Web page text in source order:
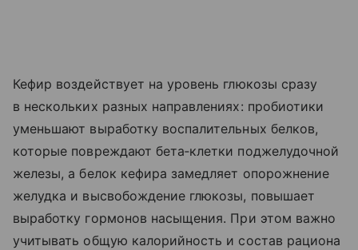
Кефир воздействует на уровень глюкозы сразу
в нескольких разных направлениях: пробиотики
уменьшают выработку воспалительных белков,
которые повреждают бета‑клетки поджелудочной
железы, а белок кефира замедляет опорожнение
желудка и высвобождение глюкозы, повышает
выработку гормонов насыщения. При этом важно
учитывать общую калорийность и состав рациона